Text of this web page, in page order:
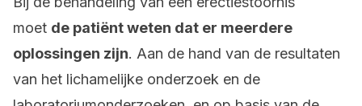
moet de patiënt weten dat er meerdere
oplossingen zijn. Aan de hand van de resultaten
van het lichamelijke onderzoek en de